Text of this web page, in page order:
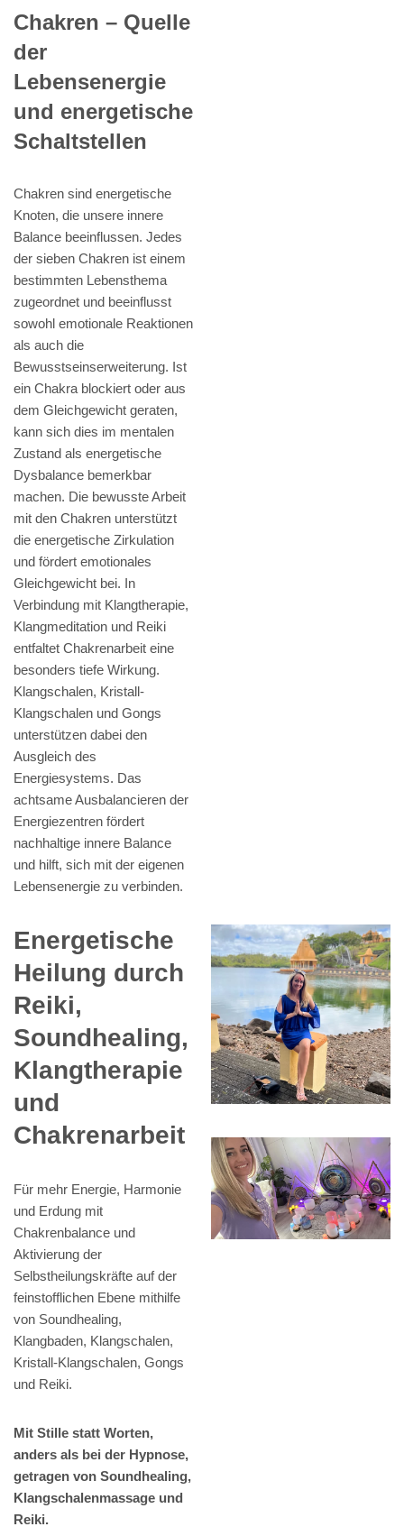
Chakren – Quelle
der
Lebensenergie
und energetische
Schaltstellen
Chakren sind energetische
Knoten, die unsere innere
Balance beeinflussen. Jedes
der sieben Chakren ist einem
bestimmten Lebensthema
zugeordnet und beeinflusst
sowohl emotionale Reaktionen
als auch die
Bewusstseinserweiterung. Ist
ein Chakra blockiert oder aus
dem Gleichgewicht geraten,
kann sich dies im mentalen
Zustand als energetische
Dysbalance bemerkbar
machen. Die bewusste Arbeit
mit den Chakren unterstützt
die energetische Zirkulation
und fördert emotionales
Gleichgewicht bei. In
Verbindung mit Klangtherapie,
Klangmeditation und Reiki
entfaltet Chakrenarbeit eine
besonders tiefe Wirkung.
Klangschalen, Kristall-
Klangschalen und Gongs
unterstützen dabei den
Ausgleich des
Energiesystems. Das
achtsame Ausbalancieren der
Energiezentren fördert
nachhaltige innere Balance
und hilft, sich mit der eigenen
Lebensenergie zu verbinden.
Energetische
Heilung durch
Reiki,
Soundhealing,
Klangtherapie
und
Chakrenarbeit
Für mehr Energie, Harmonie
und Erdung mit
Chakrenbalance und
Aktivierung der
Selbstheilungskräfte auf der
feinstofflichen Ebene mithilfe
von Soundhealing,
Klangbaden, Klangschalen,
Kristall-Klangschalen, Gongs
und Reiki.
Mit Stille statt Worten,
anders als bei der Hypnose,
getragen von Soundhealing,
Klangschalenmassage und
Reiki.